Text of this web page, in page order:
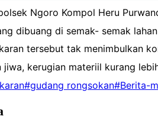
Ngoro Kompol Heru
dibuang di semak- semak
tersebut tak menimbulkan
kerugian materiil kurang
#gudang rongsokan#Berita-